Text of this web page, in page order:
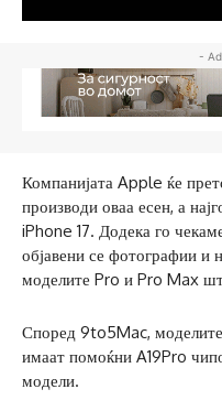
-
Компанијата Apple ќе
производи оваа есен, а
iPhone 17. Додека го
објавени се фотографии и
моделите Pro и Pro Max
Според 9to5Mac,
имаат помоќни A19Pro
модели.